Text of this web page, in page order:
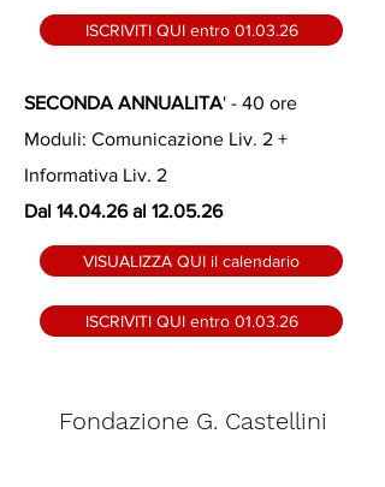
SECONDA ANNUALITA' - 40 ore
Moduli: Comunicazione Liv. 2 +
Informativa Liv. 2
Dal 14.04.26 al 12.05.26
ISCRIVITI QUI entro 01.03.26
VISUALIZZA QUI il calendario
ISCRIVITI QUI entro 01.03.26
Fondazione G. Castellini